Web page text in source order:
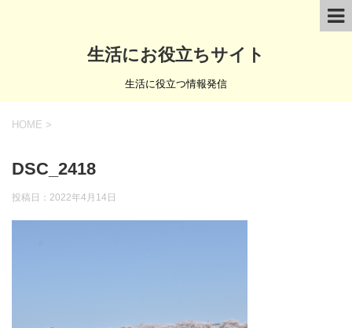
生活にお役立ちサイト
生活に役立つ情報発信
HOME >
DSC_2418
投稿日： 2022年4月14日